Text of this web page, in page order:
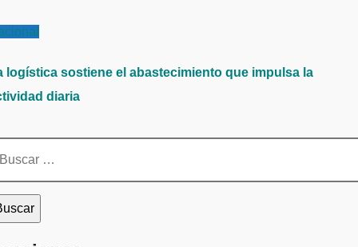
logística sostiene el abastecimiento que impulsa la
diaria